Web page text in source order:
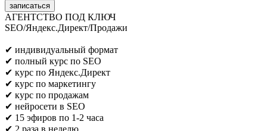
записаться
АГЕНТСТВО ПОД КЛЮЧ
SEO/Яндекс.Директ/Продажи
✔ индивидуальный формат
✔ полный курс по SEO
✔ курс по Яндекс.Директ
✔ курс по маркетингу
✔ курс по продажам
✔ нейросети в SEO
✔ 15 эфиров по 1-2 часа
✔ 2 раза в неделю